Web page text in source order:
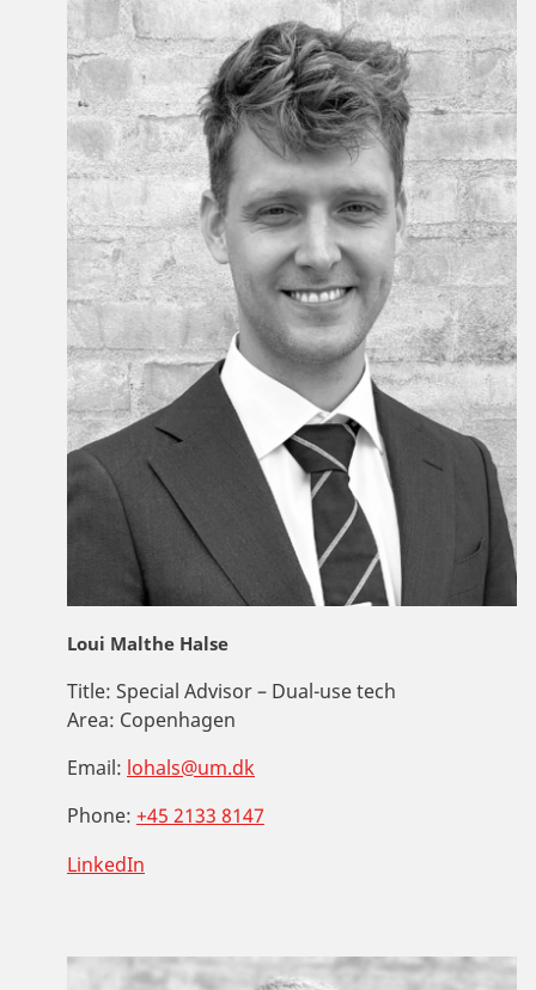
Loui Malthe Halse
Title: Special Advisor – Dual-use tech
Area: Copenhagen
Email: lohals@um.dk
Phone: +45 2133 8147
LinkedIn